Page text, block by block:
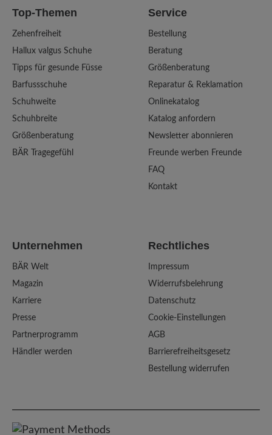
Top-Themen
Zehenfreiheit
Hallux valgus Schuhe
Tipps für gesunde Füsse
Barfussschuhe
Schuhweite
Schuhbreite
Größenberatung
BÄR Tragegefühl
Service
Bestellung
Beratung
Größenberatung
Reparatur & Reklamation
Onlinekatalog
Katalog anfordern
Newsletter abonnieren
Freunde werben Freunde
FAQ
Kontakt
Unternehmen
BÄR Welt
Magazin
Karriere
Presse
Partnerprogramm
Händler werden
Rechtliches
Impressum
Widerrufsbelehrung
Datenschutz
Cookie-Einstellungen
AGB
Barrierefreiheitsgesetz
Bestellung widerrufen